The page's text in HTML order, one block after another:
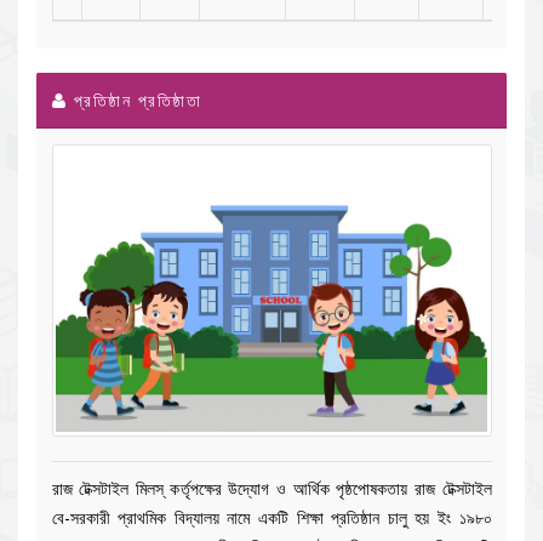
প্রতিষ্ঠান প্রতিষ্ঠাতা
রাজ টেক্সটাইল মিলস্ কর্তৃপক্ষের উদ্যোগ ও আর্থিক পৃষ্ঠপোষকতায় রাজ টেক্সটাইল
বে-সরকারী প্রাথমিক বিদ্যালয় নামে একটি শিক্ষা প্রতিষ্ঠান চালু হয় ইং ১৯৮০